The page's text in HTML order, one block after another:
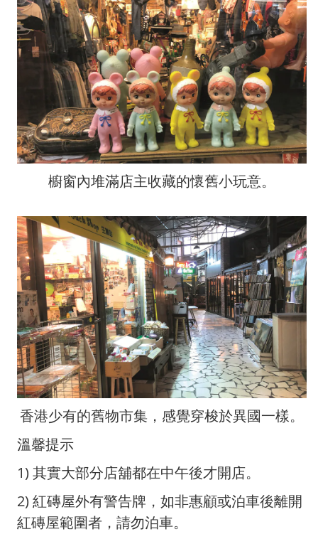
櫥窗內堆滿店主收藏的懷舊小玩意。
香港少有的舊物市集，感覺穿梭於異國一樣。
溫馨提示
1) 其實大部分店舖都在中午後才開店。
2) 紅磚屋外有警告牌，如非惠顧或泊車後離開
紅磚屋範圍者，請勿泊車。